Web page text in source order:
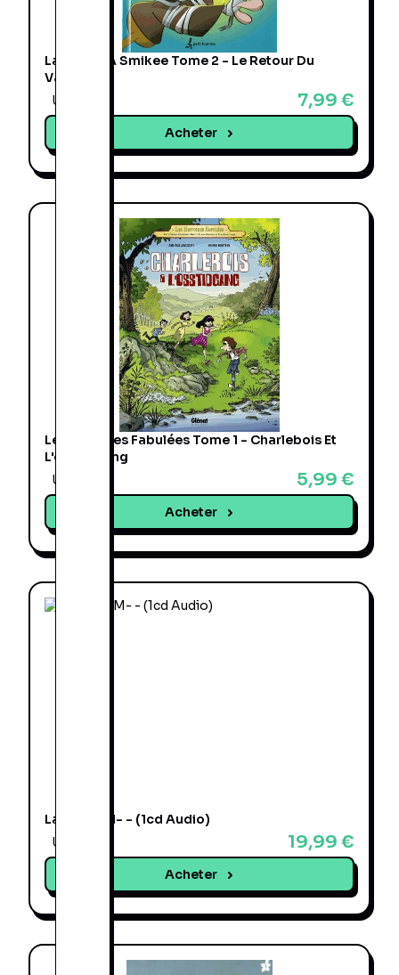
La Bande À Smikee Tome 2 - Le Retour Du
Vampire
Une offre
7,99 €
Acheter
Les Histoires Fabulées Tome 1 - Charlebois Et
L'osstidgang
Une offre
5,99 €
Acheter
La B.O2 -M- - (1cd Audio)
Une offre
19,99 €
Acheter